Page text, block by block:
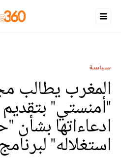
سياسة
المغرب يطالب
"أمنستي" بتقديم
ادعاءاتها بشأن
استغلاله"